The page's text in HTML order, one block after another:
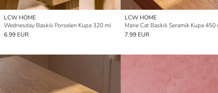
LCW HOME
Wednesday Baskılı Porselen Kupa 320 ml
6.99 EUR
LCW HOME
Marie Cat Baskılı Seramik Kupa 450
7.99 EUR